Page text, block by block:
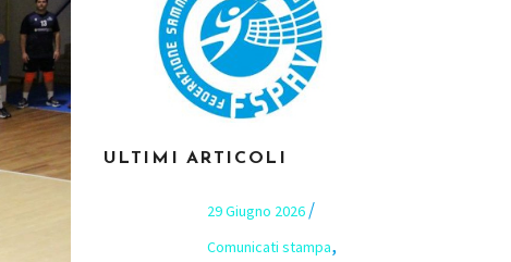
ULTIMI ARTICOLI
29 Giugno 2026
Comunicati stampa,